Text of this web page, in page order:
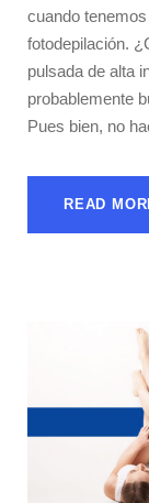
cuando
fotodepilación.
pulsada de alta
probablemente
Pues bien, no
READ